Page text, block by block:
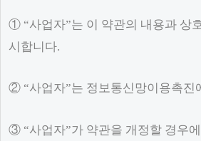
① “사업자”는 이 약관의 내용과 상
시합니다.
② “사업자”는 정보통신망이용촉진
③ “사업자”가 약관을 개정할 경우